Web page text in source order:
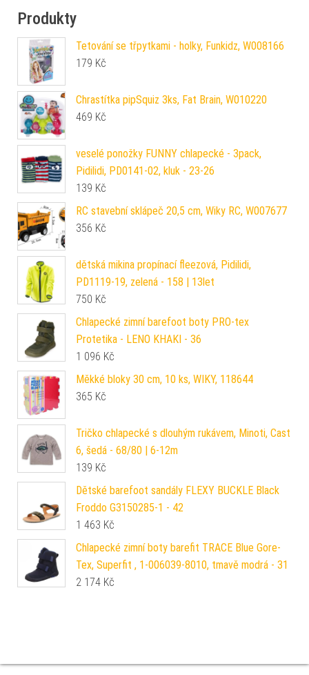
Produkty
Tetování se třpytkami - holky, Funkidz, W008166
179 Kč
Chrastítka pipSquiz 3ks, Fat Brain, W010220
469 Kč
veselé ponožky FUNNY chlapecké - 3pack,
Pidilidi, PD0141-02, kluk - 23-26
139 Kč
RC stavební sklápeč 20,5 cm, Wiky RC, W007677
356 Kč
dětská mikina propínací fleezová, Pidilidi,
PD1119-19, zelená - 158 | 13let
750 Kč
Chlapecké zimní barefoot boty PRO-tex
Protetika - LENO KHAKI - 36
1 096 Kč
Měkké bloky 30 cm, 10 ks, WIKY, 118644
365 Kč
Tričko chlapecké s dlouhým rukávem, Minoti, Cast
6, šedá - 68/80 | 6-12m
139 Kč
Dětské barefoot sandály FLEXY BUCKLE Black
Froddo G3150285-1 - 42
1 463 Kč
Chlapecké zimní boty barefit TRACE Blue Gore-
Tex, Superfit , 1-006039-8010, tmavě modrá - 31
2 174 Kč